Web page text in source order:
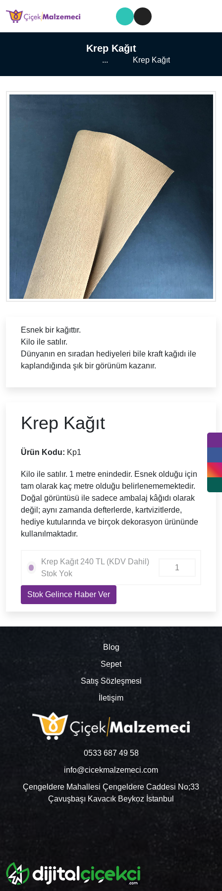
Krep Kağıt
... Krep Kağıt
Esnek bir kağıttır.
Kilo ile satılır.
Dünyanın en sıradan hediyeleri bile kraft kağıdı ile
kaplandığında şık bir görünüm kazanır.
Krep Kağıt
Ürün Kodu: Kp1
Kilo ile satılır. 1 metre enindedir. Esnek olduğu için
tam olarak kaç metre olduğu belirlenememektedir.
Doğal görüntüsü ile sadece ambalaj kâğıdı olarak
değil; aynı zamanda defterlerde, kartvizitlerde,
hediye kutularında ve birçok dekorasyon ürününde
kullanılmaktadır.
Krep Kağıt 240 TL (KDV Dahil)
Stok Yok
Stok Gelince Haber Ver
Blog
Sepet
Satış Sözleşmesi
İletişim
0533 687 49 58
info@cicekmalzemeci.com
Çengeldere Mahallesi Çengeldere Caddesi No;33
Çavuşbaşı Kavacık Beykoz İstanbul